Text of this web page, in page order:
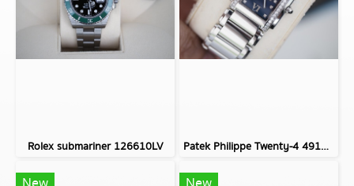
Rolex submariner 126610LV Patek Philippe Twenty-4 4910/10A